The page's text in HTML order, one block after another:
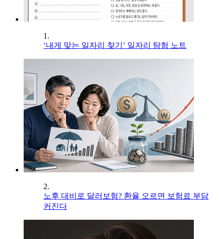
1.
‘내게 맞는 일자리 찾기’ 일자리 탐험 노트
2.
노후 대비로 달러보험? 환율 오르면 보험료 부담
커진다